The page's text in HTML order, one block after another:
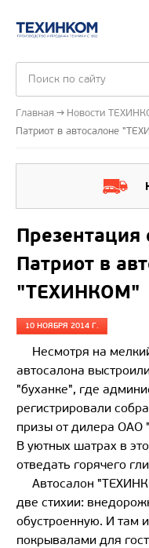
Главная Новости
Патриот в автосалоне
Презентация
Патриот в
"ТЕХИНКОМ"
10 НОЯБРЯ 2014 Г.
Несмотря на
автосалона
"буханке", где
регистрировали
призы от дилера
В уютных шатрах в
отведать горячего
Автосалон
две стихии:
обустроенную. И там
покрывалами для